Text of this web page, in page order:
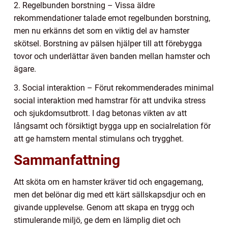
2. Regelbunden borstning – Vissa äldre
rekommendationer talade emot regelbunden borstning,
men nu erkänns det som en viktig del av hamster
skötsel. Borstning av pälsen hjälper till att förebygga
tovor och underlättar även banden mellan hamster och
ägare.
3. Social interaktion – Förut rekommenderades minimal
social interaktion med hamstrar för att undvika stress
och sjukdomsutbrott. I dag betonas vikten av att
långsamt och försiktigt bygga upp en socialrelation för
att ge hamstern mental stimulans och trygghet.
Sammanfattning
Att sköta om en hamster kräver tid och engagemang,
men det belönar dig med ett kärt sällskapsdjur och en
givande upplevelse. Genom att skapa en trygg och
stimulerande miljö, ge dem en lämplig diet och